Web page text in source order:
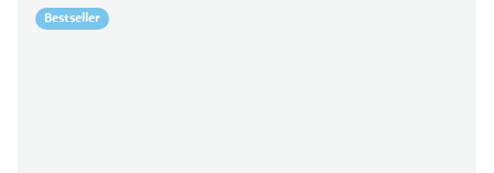
Bestseller